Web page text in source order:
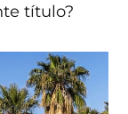
título?